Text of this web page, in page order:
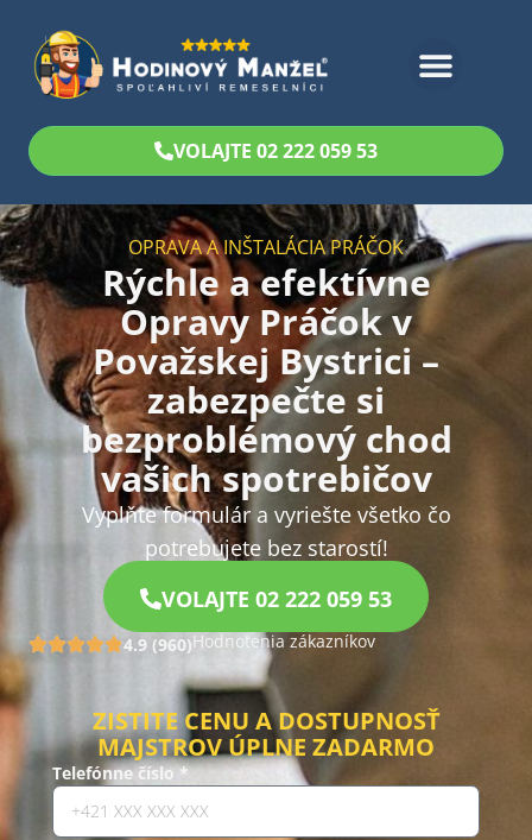
VOLAJTE 02 222 059 53
OPRAVA A INŠTALÁCIA PRÁČOK
Rýchle a efektívne
Opravy Práčok v
Považskej Bystrici –
zabezpečte si
bezproblémový chod
vašich spotrebičov
Vyplňte formulár a vyriešte všetko čo
potrebujete bez starostí!
VOLAJTE 02 222 059 53
4.9 (960)Hodnotenia zákazníkov
ZISTITE CENU A DOSTUPNOSŤ
MAJSTROV ÚPLNE ZADARMO
Telefónne číslo *